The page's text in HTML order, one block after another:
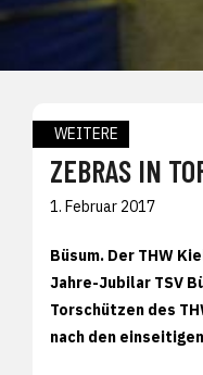
WEITERE
ZEBRAS IN
1. Februar 2017
Büsum. Der THW
Jahre-Jubilar TSV
Torschützen des
nach den